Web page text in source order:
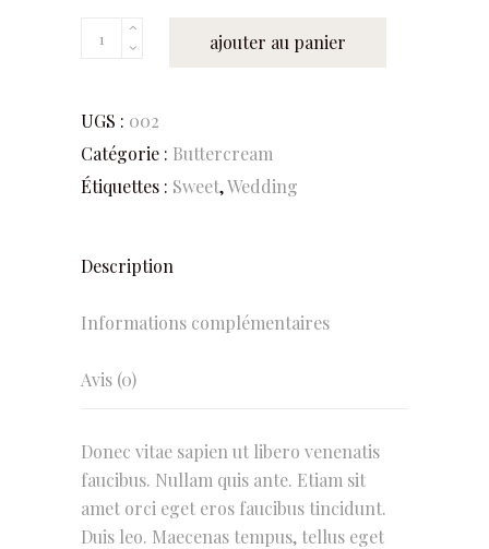
Quantity
ajouter au panier
UGS : 002
Catégorie : Buttercream
Étiquettes : Sweet,Wedding
Description
Informations complémentaires
Avis (0)
Donec vitae sapien ut libero venenatis
faucibus. Nullam quis ante. Etiam sit
amet orci eget eros faucibus tincidunt.
Duis leo. Maecenas tempus, tellus eget